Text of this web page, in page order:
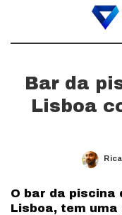
Bar da
Lisboa
O bar da piscina
Lisboa, tem uma